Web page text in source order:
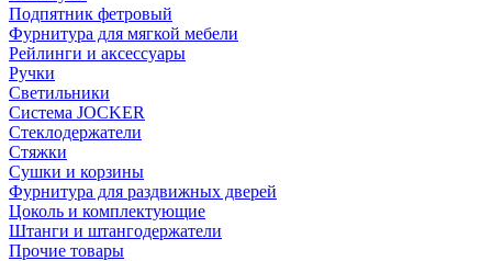
Подпятник фетровый
Фурнитура для мягкой мебели
Рейлинги и аксессуары
Ручки
Светильники
Система JOCKER
Стеклодержатели
Стяжки
Сушки и корзины
Фурнитура для раздвижных дверей
Цоколь и комплектующие
Штанги и штангодержатели
Прочие товары